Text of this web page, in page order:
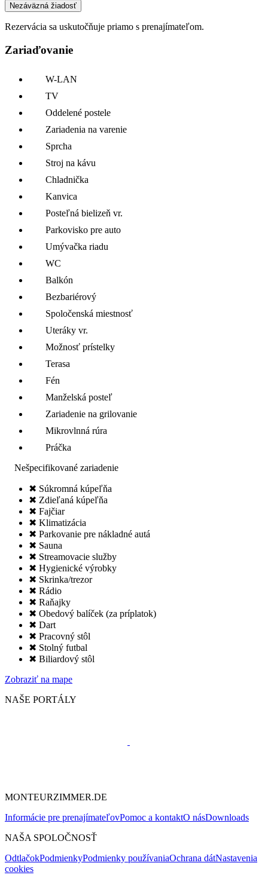
Nezáväzná žiadosť
Rezervácia sa uskutočňuje priamo s prenajímateľom.
Zariaďovanie
W-LAN
TV
Oddelené postele
Zariadenia na varenie
Sprcha
Stroj na kávu
Chladnička
Kanvica
Posteľná bielizeň vr.
Parkovisko pre auto
Umývačka riadu
WC
Balkón
Bezbariérový
Spoločenská miestnosť
Uteráky vr.
Možnosť prístelky
Terasa
Fén
Manželská posteľ
Zariadenie na grilovanie
Mikrovlnná rúra
Práčka
Nešpecifikované zariadenie
✖ Súkromná kúpeľňa
✖ Zdieľaná kúpeľňa
✖ Fajčiar
✖ Klimatizácia
✖ Parkovanie pre nákladné autá
✖ Sauna
✖ Streamovacie služby
✖ Hygienické výrobky
✖ Skrinka/trezor
✖ Rádio
✖ Raňajky
✖ Obedový balíček (za príplatok)
✖ Dart
✖ Pracovný stôl
✖ Stolný futbal
✖ Biliardový stôl
Zobraziť na mape
NAŠE PORTÁLY
MONTEURZIMMER.DE
Informácie pre prenajímateľovPomoc a kontaktO násDownloads
NAŠA SPOLOČNOSŤ
OdtlačokPodmienkyPodmienky používaniaOchrana dátNastavenia
cookies